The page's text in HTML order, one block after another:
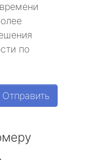
по
Отправить
.